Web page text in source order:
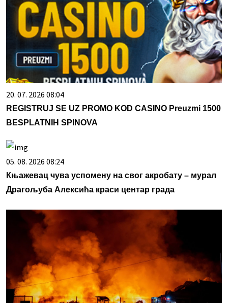
20. 07. 2026 08:04
REGISTRUJ SE UZ PROMO KOD CASINO Preuzmi 1500
BESPLATNIH SPINOVA
05. 08. 2026 08:24
Књажевац чува успомену на свог акробату – мурал
Драгoљуба Алексића краси центар града